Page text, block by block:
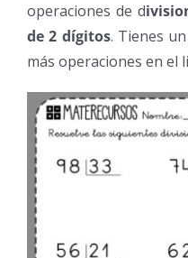
operaciones de d
de 2 dígitos. Tienes
más operaciones en el